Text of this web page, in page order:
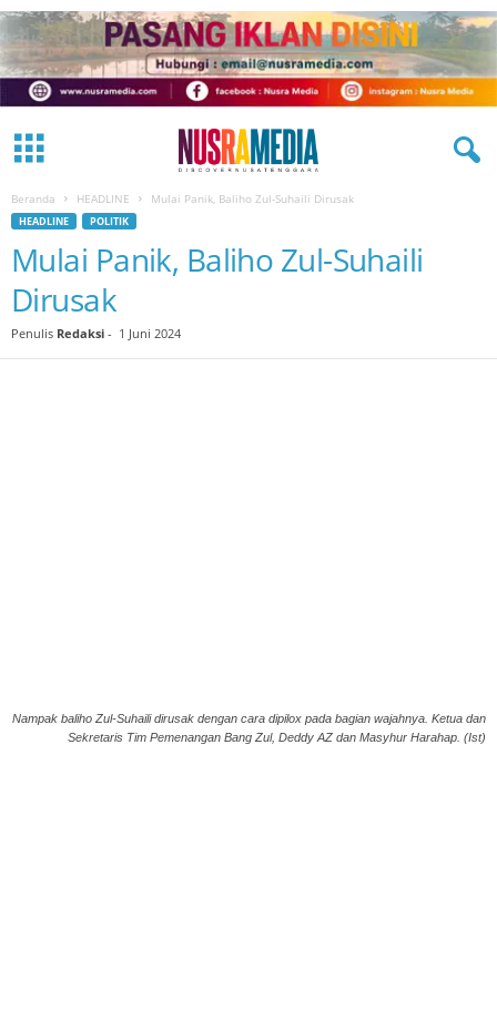
Beranda HEADLINE Mulai Panik, Baliho Zul-Suhaili Dirusak
HEADLINE POLITIK
Mulai Panik, Baliho Zul-Suhaili
Dirusak
Penulis Redaksi - 1 Juni 2024
Nampak baliho Zul-Suhaili dirusak dengan cara dipilox pada bagian wajahnya. Ketua dan
Sekretaris Tim Pemenangan Bang Zul, Deddy AZ dan Masyhur Harahap. (Ist)